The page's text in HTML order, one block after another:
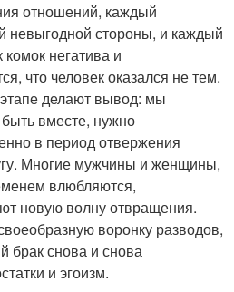
отношений, каждый
невыгодной стороны, и каждый
комок негатива и
что человек оказался не тем.
делают вывод: мы
вместе, нужно
в период отвержения
Многие мужчины и женщины,
влюбляются,
новую волну отвращения.
воронку разводов,
брак снова и снова
и эгоизм.